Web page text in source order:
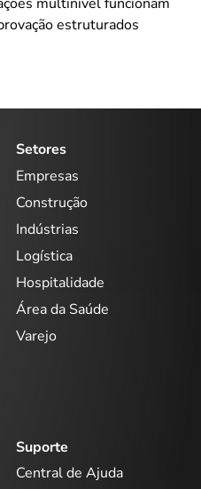
estruturados
Setores
Empresas
Construção
Indústrias
Logística
Hospitalidade
Área da Saúde
Varejo
Suporte
Central de Ajuda